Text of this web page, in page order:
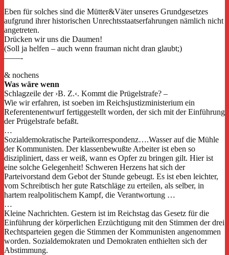
Eben für solches sind die Mütter&Väter unseres Grundgesetzes
aufgrund ihrer historischen Unrechtsstaatserfahrungen nämlich nicht
angetreten.
Drücken wir uns die Daumen!
(Soll ja helfen – auch wenn frauman nicht dran glaubt;)
——-
& nochens
Was wäre wenn
Schlagzeile der ›B. Z.‹. Kommt die Prügelstrafe? –
Wie wir erfahren, ist soeben im Reichsjustizministerium ein
Referentenentwurf fertiggestellt worden, der sich mit der Einführung
der Prügelstrafe befaßt.
…
Sozialdemokratische Parteikorrespondenz….Wasser auf die Mühle
der Kommunisten. Der klassenbewußte Arbeiter ist eben so
diszipliniert, dass er weiß, wann es Opfer zu bringen gilt. Hier ist
eine solche Gelegenheit! Schweren Herzens hat sich der
Parteivorstand dem Gebot der Stunde gebeugt. Es ist eben leichter,
vom Schreibtisch her gute Ratschläge zu erteilen, als selber, in
hartem realpolitischem Kampf, die Verantwortung …
…
Kleine Nachrichten. Gestern ist im Reichstag das Gesetz für die
Einführung der körperlichen Erzüchtigung mit den Stimmen der drei
Rechtsparteien gegen die Stimmen der Kommunisten angenommen
worden. Sozialdemokraten und Demokraten enthielten sich der
Abstimmung.